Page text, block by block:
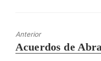
Anterior
Entrada
Acuerdos de